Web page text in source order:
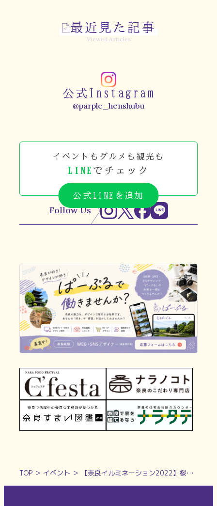
最近見た記事
Viewed Articles
公式Instagram
@parple_henshubu
イベントもグルメも観光も
LINE でチェック
公式LINEを追加
Follow Us
TOP ＞ イベント ＞ 【奈良イルミネーション2022】桜井駅前をやさしく照らす冬の⾵物詩